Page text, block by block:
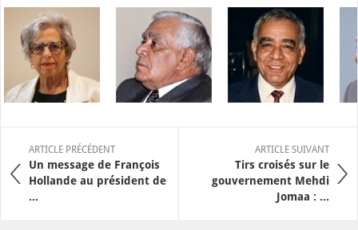
ARTICLE PRÉCÉDENT
Un message de François
Hollande au président de
...
ARTICLE SUIVANT
Tirs croisés sur le
gouvernement Mehdi
Jomaa : ...